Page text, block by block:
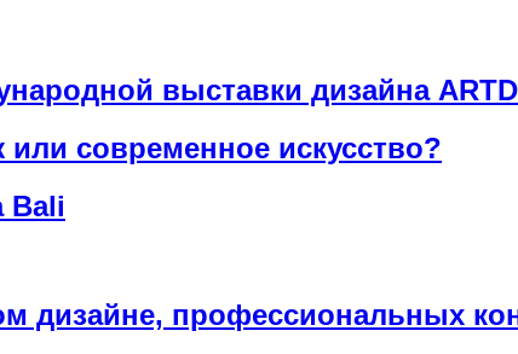
выставки дизайна
современное искусство?
Bali
профессиональных